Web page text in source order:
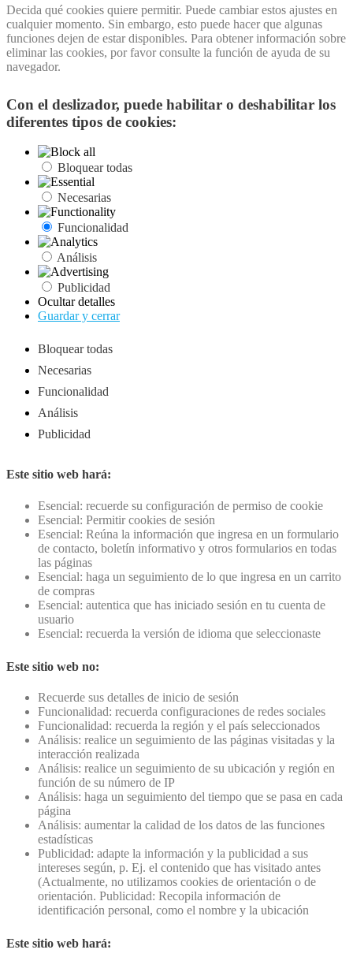
Decida qué cookies quiere permitir. Puede cambiar estos ajustes en
cualquier momento. Sin embargo, esto puede hacer que algunas
funciones dejen de estar disponibles. Para obtener información sobre
eliminar las cookies, por favor consulte la función de ayuda de su
navegador.
Con el deslizador, puede habilitar o deshabilitar los
diferentes tipos de cookies:
Bloquear todas
Necesarias
Funcionalidad
Análisis
Publicidad
Ocultar detalles
Guardar y cerrar
Bloquear todas
Necesarias
Funcionalidad
Análisis
Publicidad
Este sitio web hará:
Esencial: recuerde su configuración de permiso de cookie
Esencial: Permitir cookies de sesión
Esencial: Reúna la información que ingresa en un formulario
de contacto, boletín informativo y otros formularios en todas
las páginas
Esencial: haga un seguimiento de lo que ingresa en un carrito
de compras
Esencial: autentica que has iniciado sesión en tu cuenta de
usuario
Esencial: recuerda la versión de idioma que seleccionaste
Este sitio web no:
Recuerde sus detalles de inicio de sesión
Funcionalidad: recuerda configuraciones de redes sociales
Funcionalidad: recuerda la región y el país seleccionados
Análisis: realice un seguimiento de las páginas visitadas y la
interacción realizada
Análisis: realice un seguimiento de su ubicación y región en
función de su número de IP
Análisis: haga un seguimiento del tiempo que se pasa en cada
página
Análisis: aumentar la calidad de los datos de las funciones
estadísticas
Publicidad: adapte la información y la publicidad a sus
intereses según, p. Ej. el contenido que has visitado antes
(Actualmente, no utilizamos cookies de orientación o de
orientación. Publicidad: Recopila información de
identificación personal, como el nombre y la ubicación
Este sitio web hará: